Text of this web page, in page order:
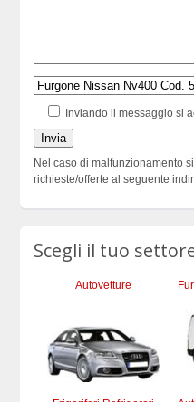
Inviando il messaggio si
Nel caso di malfunzionamento
richieste/offerte al seguente
Scegli il tuo
Autovetture